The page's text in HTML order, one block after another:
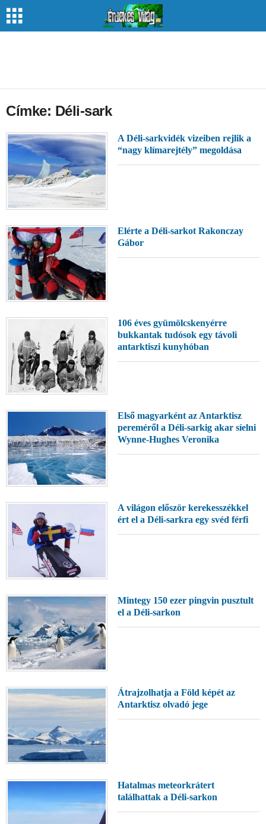
Címke: Déli-sark
A Déli-sarkvidék vizeiben rejlik a
“nagy klímarejtély” megoldása
Elérte a Déli-sarkot Rakonczay
Gábor
106 éves gyümölcskenyérre
bukkantak tudósok egy távoli
antarktiszi kunyhóban
Első magyarként az Antarktisz
pereméről a Déli-sarkig akar síelni
Wynne-Hughes Veronika
A világon először kerekesszékkel
ért el a Déli-sarkra egy svéd férfi
Mintegy 150 ezer pingvin pusztult
el a Déli-sarkon
Átrajzolhatja a Föld képét az
Antarktisz olvadó jege
Hatalmas meteorkrátert
találhattak a Déli-sarkon